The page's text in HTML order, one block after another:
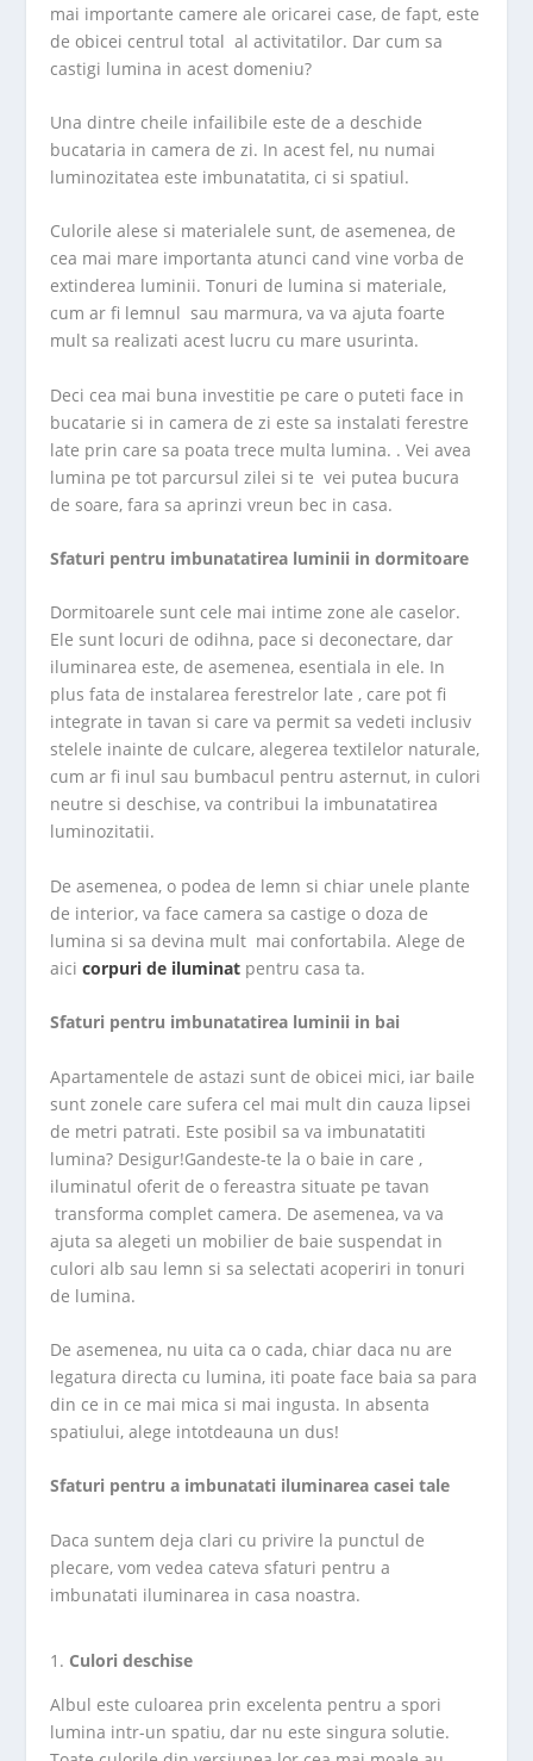
mai importante camere ale oricarei case, de fapt, este
de obicei centrul total al activitatilor. Dar cum sa
castigi lumina in acest domeniu?
Una dintre cheile infailibile este de a deschide
bucataria in camera de zi. In acest fel, nu numai
luminozitatea este imbunatatita, ci si spatiul.
Culorile alese si materialele sunt, de asemenea, de
cea mai mare importanta atunci cand vine vorba de
extinderea luminii. Tonuri de lumina si materiale,
cum ar fi lemnul sau marmura, va va ajuta foarte
mult sa realizati acest lucru cu mare usurinta.
Deci cea mai buna investitie pe care o puteti face in
bucatarie si in camera de zi este sa instalati ferestre
late prin care sa poata trece multa lumina. . Vei avea
lumina pe tot parcursul zilei si te vei putea bucura
de soare, fara sa aprinzi vreun bec in casa.
Sfaturi pentru imbunatatirea luminii in dormitoare
Dormitoarele sunt cele mai intime zone ale caselor.
Ele sunt locuri de odihna, pace si deconectare, dar
iluminarea este, de asemenea, esentiala in ele. In
plus fata de instalarea ferestrelor late , care pot fi
integrate in tavan si care va permit sa vedeti inclusiv
stelele inainte de culcare, alegerea textilelor naturale,
cum ar fi inul sau bumbacul pentru asternut, in culori
neutre si deschise, va contribui la imbunatatirea
luminozitatii.
De asemenea, o podea de lemn si chiar unele plante
de interior, va face camera sa castige o doza de
lumina si sa devina mult mai confortabila. Alege de
aicicorpuri de iluminat pentru casa ta.
Sfaturi pentru imbunatatirea luminii in bai
Apartamentele de astazi sunt de obicei mici, iar baile
sunt zonele care sufera cel mai mult din cauza lipsei
de metri patrati. Este posibil sa va imbunatatiti
lumina? Desigur!Gandeste-te la o baie in care ,
iluminatul oferit de o fereastra situate pe tavan
transforma complet camera. De asemenea, va va
ajuta sa alegeti un mobilier de baie suspendat in
culori alb sau lemn si sa selectati acoperiri in tonuri
de lumina.
De asemenea, nu uita ca o cada, chiar daca nu are
legatura directa cu lumina, iti poate face baia sa para
din ce in ce mai mica si mai ingusta. In absenta
spatiului, alege intotdeauna un dus!
Sfaturi pentru a imbunatati iluminarea casei tale
Daca suntem deja clari cu privire la punctul de
plecare, vom vedea cateva sfaturi pentru a
imbunatati iluminarea in casa noastra.
Culori deschise
Albul este culoarea prin excelenta pentru a spori
lumina intr-un spatiu, dar nu este singura solutie.